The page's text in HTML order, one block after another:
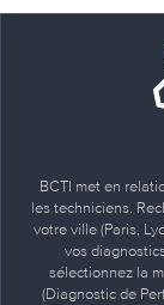
BCTI met en
les techniciens.
votre ville (Paris,
vos
sélectionnez la
(Diagnostic de